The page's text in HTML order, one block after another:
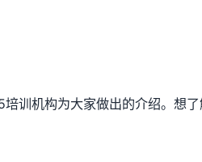
机构为大家做出的介绍。想